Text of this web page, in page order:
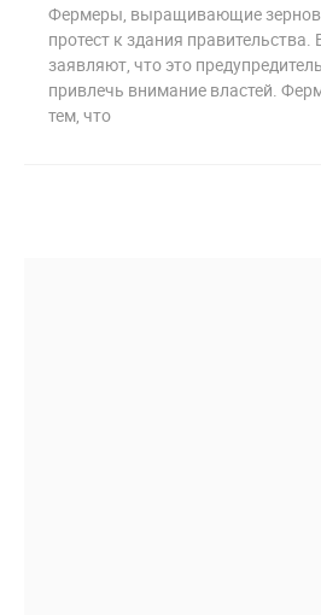
Фермеры, выращивающие
протест к здания правительства.
заявляют, что это
привлечь внимание властей.
тем, что